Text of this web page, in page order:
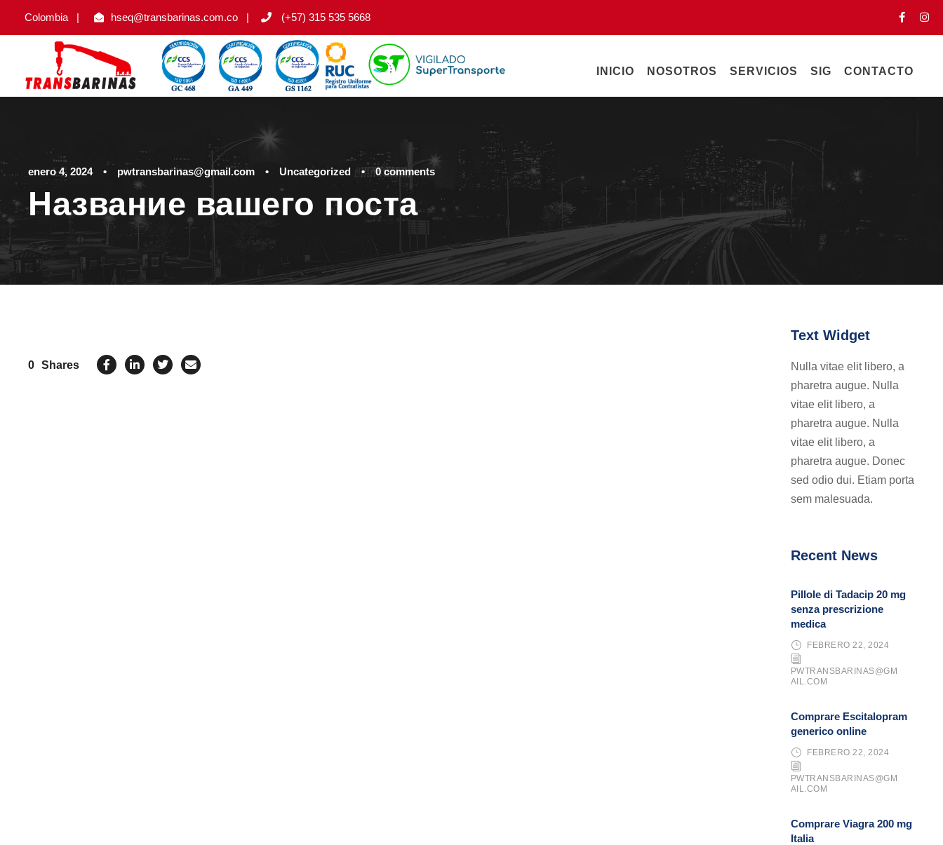
Colombia | hseq@transbarinas.com.co | (+57) 315 535 5668
INICIO NOSOTROS SERVICIOS SIG CONTACTO
enero 4, 2024 • pwtransbarinas@gmail.com • Uncategorized • 0 comments
Название вашего поста
0 Shares
Text Widget
Nulla vitae elit libero, a
pharetra augue. Nulla
vitae elit libero, a
pharetra augue. Nulla
vitae elit libero, a
pharetra augue. Donec
sed odio dui. Etiam porta
sem malesuada.
Recent News
Pillole di Tadacip 20 mg
senza prescrizione
medica
FEBRERO 22, 2024
PWTRANSBARINAS@GM
AIL.COM
Comprare Escitalopram
generico online
FEBRERO 22, 2024
PWTRANSBARINAS@GM
AIL.COM
Comprare Viagra 200 mg
Italia